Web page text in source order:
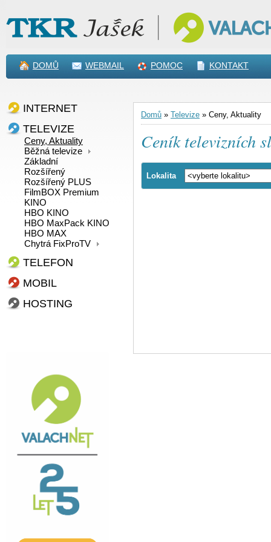
DOMŮ WEBMAIL POMOC KONTAKT
INTERNET
TELEVIZE
Ceny, Aktuality
Běžná televize
Základní
Rozšířený
Rozšířený PLUS
FilmBOX Premium
KINO
HBO KINO
HBO MaxPack KINO
HBO MAX
Chytrá FixProTV
TELEFON
MOBIL
HOSTING
Domů » Televize » Ceny, Aktuality
Ceník televizních
Lokalita